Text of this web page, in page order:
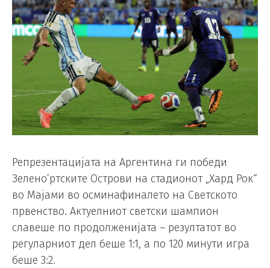
Репрезентацијата на Аргентина ги победи
Зелено’ртските Острови на стадионот „Хард Рок“
во Мајами во осминафиналето на Светското
првенство. Актуелниот светски шампион
славеше по продолженијата – резултатот во
регуларниот дел беше 1:1, а по 120 минути игра
беше 3:2.